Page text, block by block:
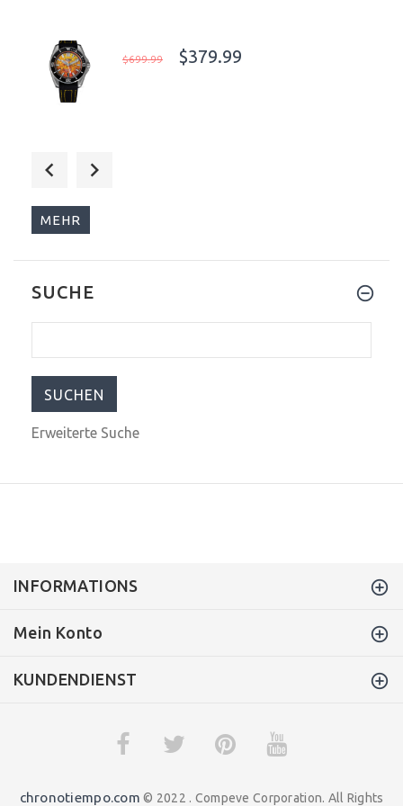
$699.99 $379.99
MEHR
SUCHE
Erweiterte Suche
INFORMATIONS
Mein Konto
KUNDENDIENST
chronotiempo.com © 2022 . Compeve Corporation. All Rights